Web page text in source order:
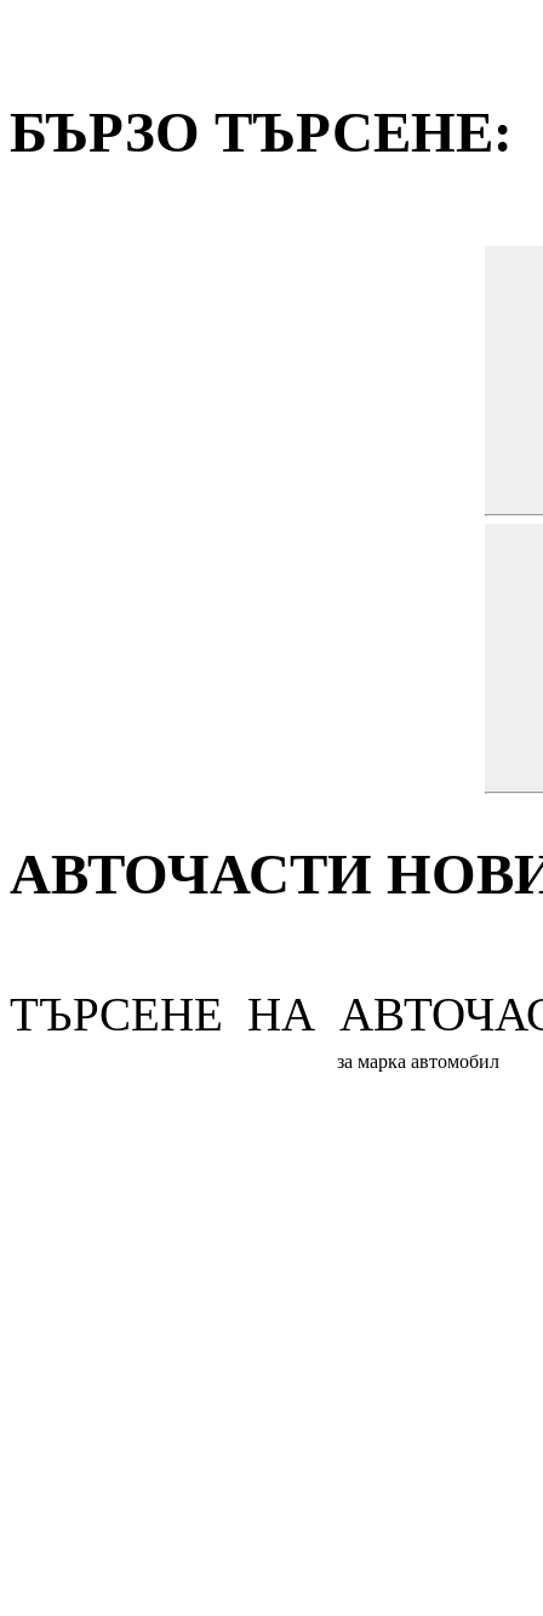
БЪРЗО ТЪРСЕНE:
АВТОЧАСТИ
ТЪРСЕНЕ НА
за марка автомобил